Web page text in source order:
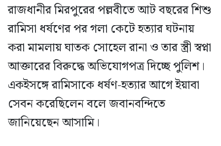
রাজধানীর মিরপুরের পল্লবীতে আট বছরের শিশু
রামিসা ধর্ষণের পর গলা কেটে হত্যার ঘটনায়
করা মামলায় ঘাতক সোহেল রানা ও তার স্ত্রী স্বপ্না
আক্তারের বিরুদ্ধে অভিযোগপত্র দিচ্ছে পুলিশ।
একইসঙ্গে রামিসাকে ধর্ষণ-হত্যার আগে ইয়াবা
সেবন করেছিলেন বলে জবানবন্দিতে
জানিয়েছেন আসামি।